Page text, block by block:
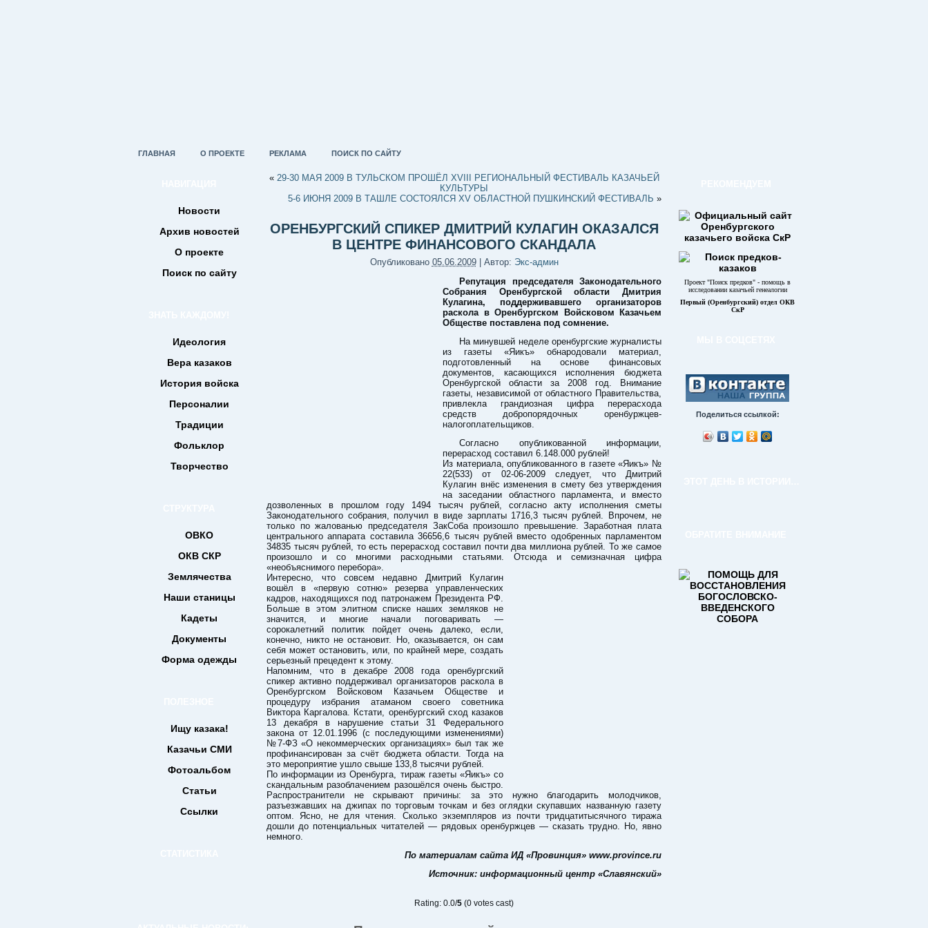
ГЛАВНАЯ О ПРОЕКТЕ РЕКЛАМА ПОИСК ПО САЙТУ
Новости
Архив новостей
О проекте
Поиск по сайту
Идеология
Вера казаков
История войска
Персоналии
Традиции
Фольклор
Творчество
ОВКО
ОКВ СКР
Землячества
Наши станицы
Кадеты
Документы
Форма одежды
Ищу казака!
Казачьи СМИ
Фотоальбом
Статьи
Ссылки
« 29-30 МАЯ 2009 В ТУЛЬСКОМ ПРОШЁЛ XVIII РЕГИОНАЛЬНЫЙ ФЕСТИВАЛЬ КАЗАЧЬЕЙ
КУЛЬТУРЫ
5-6 ИЮНЯ 2009 В ТАШЛЕ СОСТОЯЛСЯ XV ОБЛАСТНОЙ ПУШКИНСКИЙ ФЕСТИВАЛЬ »
ОРЕНБУРГСКИЙ СПИКЕР ДМИТРИЙ КУЛАГИН ОКАЗАЛСЯ
В ЦЕНТРЕ ФИНАНСОВОГО СКАНДАЛА
Опубликовано 05.06.2009| Автор: Экс-админ
Репутация председателя Законодательного
Собрания Оренбургской области Дмитрия
Кулагина, поддерживавшего организаторов
раскола в Оренбургском Войсковом Казачьем
Обществе поставлена под сомнение.
На минувшей неделе оренбургские журналисты
из газеты «Яикъ» обнародовали материал,
подготовленный на основе финансовых
документов, касающихся исполнения бюджета
Оренбургской области за 2008 год. Внимание
газеты, независимой от областного Правительства,
привлекла грандиозная цифра перерасхода
средств добропорядочных оренбуржцев-
налогоплательщиков.
Согласно опубликованной информации,
перерасход составил 6.148.000 рублей!
Из материала, опубликованного в газете «Яикъ» №
22(533) от 02-06-2009 следует, что Дмитрий
Кулагин внёс изменения в смету без утверждения
на заседании областного парламента, и вместо
дозволенных в прошлом году 1494 тысяч рублей, согласно акту исполнения сметы
Законодательного собрания, получил в виде зарплаты 1716,3 тысяч рублей. Впрочем, не
только по жалованью председателя ЗакСоба произошло превышение. Заработная плата
центрального аппарата составила 36656,6 тысяч рублей вместо одобренных парламентом
34835 тысяч рублей, то есть перерасход составил почти два миллиона рублей. То же самое
произошло и со многими расходными статьями. Отсюда и семизначная цифра
«необъяснимого перебора».
Интересно, что совсем недавно Дмитрий Кулагин
вошёл в «первую сотню» резерва управленческих
кадров, находящихся под патронажем Президента РФ.
Больше в этом элитном списке наших земляков не
значится, и многие начали поговаривать —
сорокалетний политик пойдет очень далеко, если,
конечно, никто не остановит. Но, оказывается, он сам
себя может остановить, или, по крайней мере, создать
серьезный прецедент к этому.
Напомним, что в декабре 2008 года оренбургский
спикер активно поддерживал организаторов раскола в
Оренбургском Войсковом Казачьем Обществе и
процедуру избрания атаманом своего советника
Виктора Каргалова. Кстати, оренбургский сход казаков
13 декабря в нарушение статьи 31 Федерального
закона от 12.01.1996 (с последующими изменениями)
№7-ФЗ «О некоммерческих организациях» был так же
профинансирован за счёт бюджета области. Тогда на
это мероприятие ушло свыше 133,8 тысячи рублей.
По информации из Оренбурга, тираж газеты «Яикъ» со
скандальным разоблачением разошёлся очень быстро.
Распространители не скрывают причины: за это нужно благодарить молодчиков,
разъезжавших на джипах по торговым точкам и без оглядки скупавших названную газету
оптом. Ясно, не для чтения. Сколько экземпляров из почти тридцатитысячного тиража
дошли до потенциальных читателей — рядовых оренбуржцев — сказать трудно. Но, явно
немного.
По материалам сайта ИД «Провинция» www.province.ru
Источник: информационный центр «Славянский»
Rating: 0.0/5 (0 votes cast)
Проект "Поиск предков" - помощь в
исследовании казачьей генеалогии
Первый (Оренбургский) отдел ОКВ
СкР
Поделиться ссылкой: